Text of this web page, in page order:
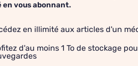
en vous abonnant.
en illimité aux articles d'un
d'au moins 1 To de stockage